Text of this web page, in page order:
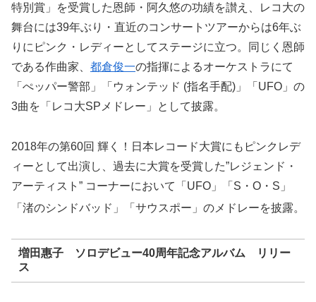
特別賞」を受賞した恩師・阿久悠の功績を讃え、レコ大の
舞台には39年ぶり・直近のコンサートツアーからは6年ぶ
りにピンク・レディーとしてステージに立つ。同じく恩師
である作曲家、 都倉俊一の指揮によるオーケストラにて
「ぺッパー警部」「ウォンテッド (指名手配)」「UFO」の
3曲を「レコ大SPメドレー」として披露。
2018年の第60回 輝く！日本レコード大賞にもピンクレデ
ィーとして出演し、過去に大賞を受賞した”レジェンド・
アーティスト” コーナーにおいて「UFO」「S・O・S」
「渚のシンドバッド」「サウスポー」のメドレーを披露。
増田惠子 ソロデビュー40周年記念アルバム リリー
ス